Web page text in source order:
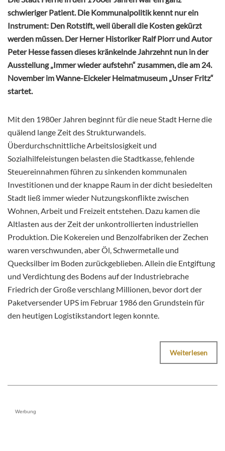
schwieriger Patient. Die Kommunalpolitik kennt nur ein
Instrument: Den Rotstift, weil überall die Kosten gekürzt
werden müssen. Der Herner Historiker Ralf Piorr und Autor
Peter Hesse fassen dieses kränkelnde Jahrzehnt nun in der
Ausstellung „Immer wieder aufstehn“ zusammen, die am 24.
November im Wanne-Eickeler Heimatmuseum „Unser Fritz“
startet.
Mit den 1980er Jahren beginnt für die neue Stadt Herne die
quälend lange Zeit des Strukturwandels.
Überdurchschnittliche Arbeitslosigkeit und
Sozialhilfeleistungen belasten die Stadtkasse, fehlende
Steuereinnahmen führen zu sinkenden kommunalen
Investitionen und der knappe Raum in der dicht besiedelten
Stadt ließ immer wieder Nutzungskonflikte zwischen
Wohnen, Arbeit und Freizeit entstehen. Dazu kamen die
Altlasten aus der Zeit der unkontrollierten industriellen
Produktion. Die Kokereien und Benzolfabriken der Zechen
waren verschwunden, aber Öl, Schwermetalle und
Quecksilber im Boden zurückgeblieben. Allein die Entgiftung
und Verdichtung des Bodens auf der Industriebrache
Friedrich der Große verschlang Millionen, bevor dort der
Paketversender UPS im Februar 1986 den Grundstein für
den heutigen Logistikstandort legen konnte.
Weiterlesen
Werbung